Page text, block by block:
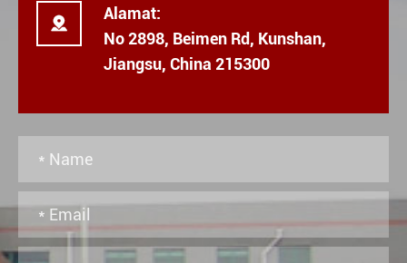

Alamat:
No 2898, Beimen Rd, Kunshan,
Jiangsu, China 215300